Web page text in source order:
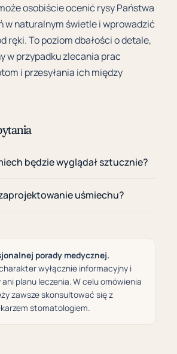
osobiście ocenić rysy Państwa
w naturalnym świetle i wprowadzić
ręki. To poziom dbałości o detale,
w przypadku zlecania prac
i przesyłania ich między
będzie wyglądał sztucznie?
uśmiechu?
porady medycznej.
wyłącznie informacyjny i
planu leczenia. W celu omówienia
zawsze skonsultować się z
stomatologiem.